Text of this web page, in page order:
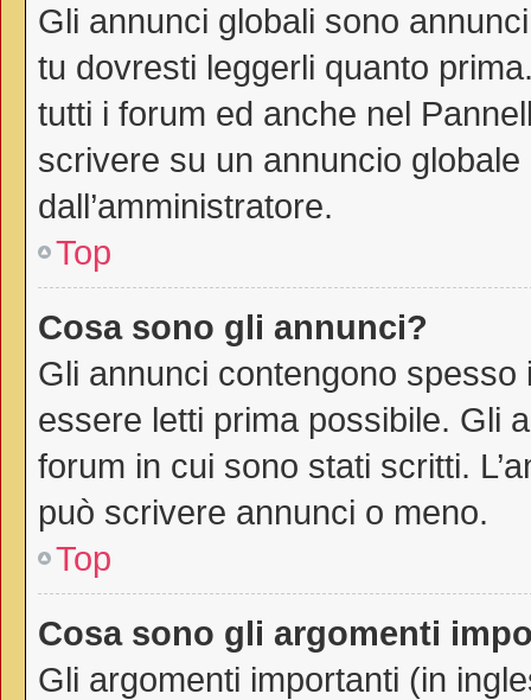
Gli annunci globali sono
tu dovresti leggerli quanto
tutti i forum ed anche nel
scrivere su un annuncio
dall’amministratore.
Top
Cosa sono gli annunci?
Gli annunci contengono
essere letti prima possibile. Gli
forum in cui sono stati scritti.
può scrivere annunci o meno.
Top
Cosa sono gli argomenti
Gli argomenti importanti (in